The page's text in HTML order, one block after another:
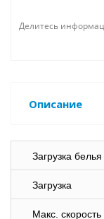
Делитесь
Описание
Загрузка белья
Загрузка
Макс.